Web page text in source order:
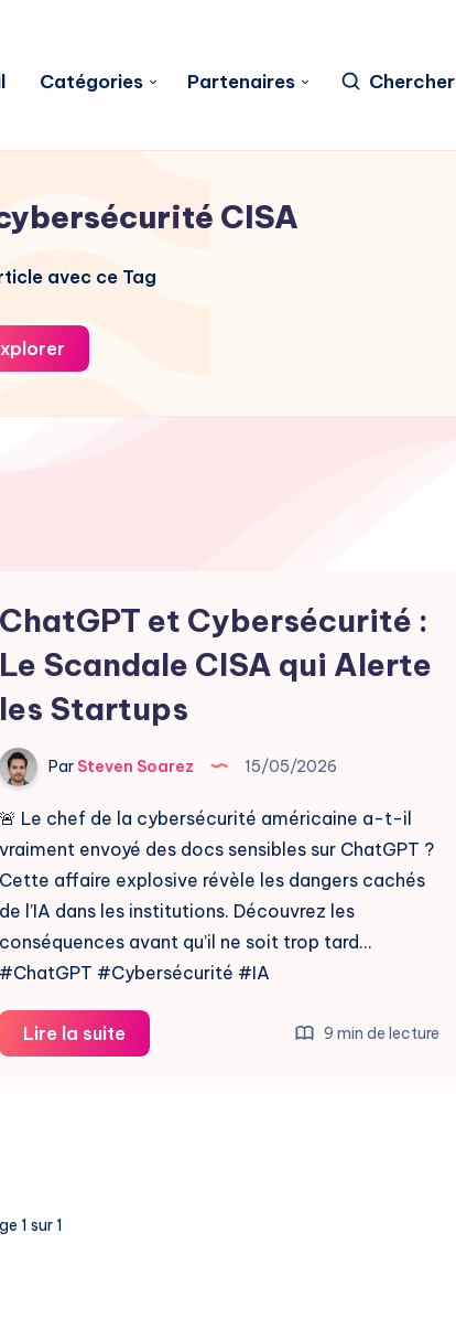
Catégories Partenaires Chercher
CISA
avec ce Tag
ChatGPT et Cybersécurité :
Le Scandale CISA qui Alerte
les Startups
Par Steven Soarez 15/05/2026
🚨 Le chef de la cybersécurité américaine a-t-il
vraiment envoyé des docs sensibles sur ChatGPT ?
Cette affaire explosive révèle les dangers cachés
de l’IA dans les institutions. Découvrez les
conséquences avant qu’il ne soit trop tard…
#ChatGPT #Cybersécurité #IA
Lire la suiteChatGPT
et
9 min de lecture
1 sur 1